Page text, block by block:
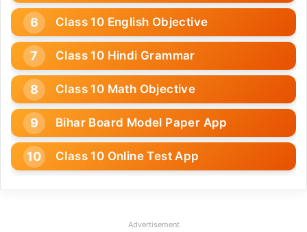
Class 10 English Objective
Class 10 Hindi Grammar
Class 10 Math Objective
Bihar Board Model Paper App
Class 10 Online Test App
Advertisement